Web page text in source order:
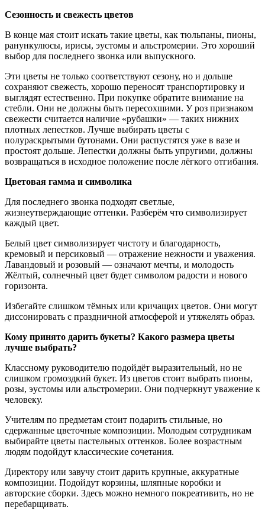
Сезонность и свежесть цветов
В конце мая стоит искать такие цветы, как тюльпаны, пионы,
ранункулюсы, ирисы, эустомы и альстромерии. Это хороший
выбор для последнего звонка или выпускного.
Эти цветы не только соответствуют сезону, но и дольше
сохраняют свежесть, хорошо переносят транспортировку и
выглядят естественно. При покупке обратите внимание на
стебли. Они не должны быть пересохшими. У роз признаком
свежести считается наличие «рубашки» — таких нижних
плотных лепестков. Лучше выбирать цветы с
полураскрытыми бутонами. Они распустятся уже в вазе и
простоят дольше. Лепестки должны быть упругими, должны
возвращаться в исходное положение после лёгкого отгибания.
Цветовая гамма и символика
Для последнего звонка подходят светлые,
жизнеутверждающие оттенки. Разберём что символизирует
каждый цвет.
Белый цвет символизирует чистоту и благодарность,
кремовый и персиковый — отражение нежности и уважения.
Лавандовый и розовый — означают мечты, и молодость
Жёлтый, солнечный цвет будет символом радости и нового
горизонта.
Избегайте слишком тёмных или кричащих цветов. Они могут
диссонировать с праздничной атмосферой и утяжелять образ.
Кому принято дарить букеты? Какого размера цветы
лучше выбрать?
Классному руководителю подойдёт выразительный, но не
слишком громоздкий букет. Из цветов стоит выбрать пионы,
розы, эустомы или альстромерии. Они подчеркнут уважение к
человеку.
Учителям по предметам стоит подарить стильные, но
сдержанные цветочные композиции. Молодым сотрудникам
выбирайте цветы пастельных оттенков. Более возрастным
людям подойдут классические сочетания.
Директору или завучу стоит дарить крупные, аккуратные
композиции. Подойдут корзины, шляпные коробки и
авторские сборки. Здесь можно немного покреативить, но не
перебарщивать.